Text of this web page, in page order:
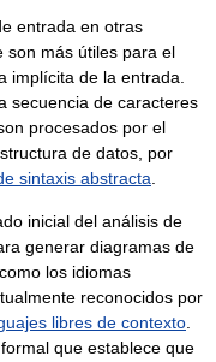
entrada en otras
son más útiles para el
implícita de la entrada.
secuencia de caracteres
procesados por el
de datos, por
sintaxis abstracta
inicial del análisis de
generar diagramas de
los idiomas
reconocidos por
libres de contexto
que establece que